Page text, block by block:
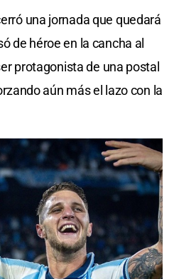
una jornada que quedará
de héroe en la cancha al
protagonista de una postal
aún más el lazo con la